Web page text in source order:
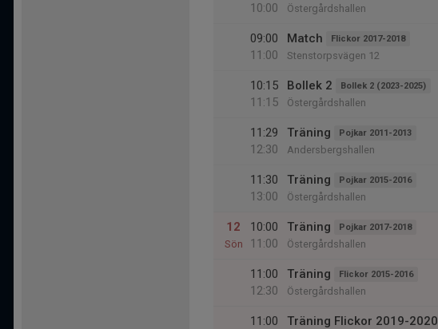
10:00
Östergårdshallen
09:00
11:00
Match Flickor 2017-2018
Stenstorpsvägen 12
10:15
11:15
Bollek 2 Bollek 2 (2023-2025)
Östergårdshallen
11:29
12:30
Träning Pojkar 2011-2013
Andersbergshallen
11:30
13:00
Träning Pojkar 2015-2016
Östergårdshallen
12
Sön
10:00
11:00
Träning Pojkar 2017-2018
Östergårdshallen
11:00
12:30
Träning Flickor 2015-2016
Östergårdshallen
11:00
Träning Flickor 2019-2020